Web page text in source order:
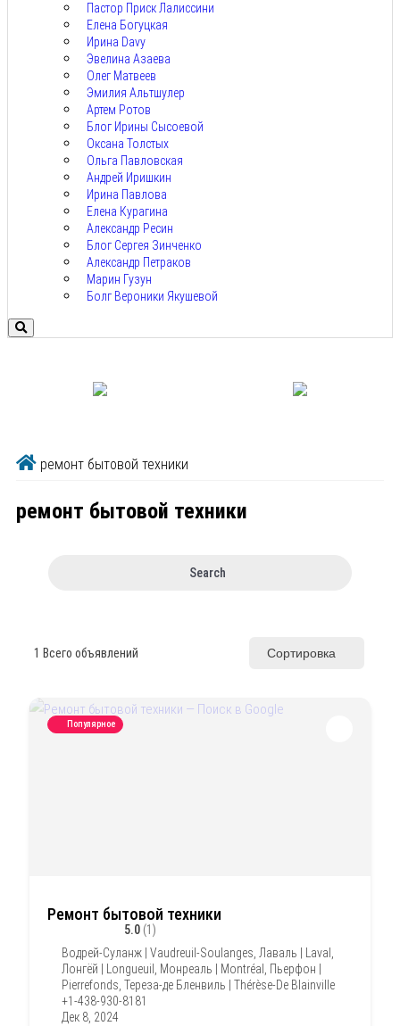
Пастор Приск Лалиссини
Елена Богуцкая
Ирина Davy
Эвелина Азаева
Олег Матвеев
Эмилия Альтшулер
Артем Ротов
Блог Ирины Сысоевой
Оксана Толстых
Ольга Павловская
Андрей Иришкин
Ирина Павлова
Елена Курагина
Александр Ресин
Блог Сергея Зинченко
Александр Петраков
Марин Гузун
Болг Вероники Якушевой
ремонт бытовой техники
ремонт бытовой техники
Search
1 Всего объявлений Сортировка
Популярное
Ремонт бытовой техники
5.0 (1)
Водрей-Суланж | Vaudreuil-Soulanges, Лаваль | Laval ,
Лонгёй | Longueuil , Монреаль | Montréal , Пьерфон |
Pierrefonds, Тереза-де Бленвиль | Thérèse-De Blainville
+1-438-930-8181
Дек 8, 2024